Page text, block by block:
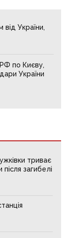
від України,
по Києву,
України
триває
загибелі